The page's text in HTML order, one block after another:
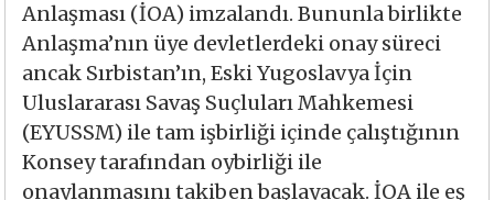
Anlaşması (İOA) imzalandı. Bununla birlikte
Anlaşma’nın üye devletlerdeki onay süreci
ancak Sırbistan’ın, Eski Yugoslavya İçin
Uluslararası Savaş Suçluları Mahkemesi
(EYUSSM) ile tam işbirliği içinde çalıştığının
Konsey tarafından oybirliği ile
onaylanmasını takiben başlayacak. İOA ile eş